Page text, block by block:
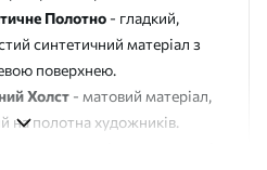
Полотно - гладкий,
синтетичний матеріал з
поверхнею.
Холст - матовий матеріал,
на полотна художників.